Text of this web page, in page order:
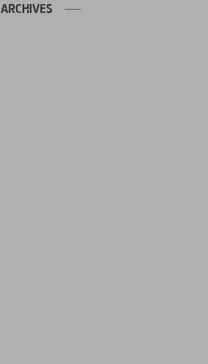
ARCHIVES